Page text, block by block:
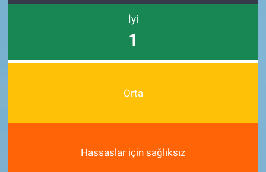
İyi
1
Orta
Hassaslar için sağlıksız